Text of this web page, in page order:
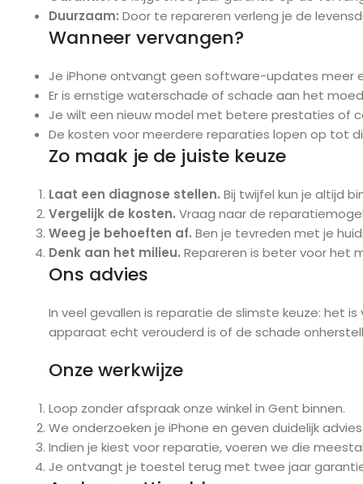
Duurzaam: Door te repareren verleng je de
Wanneer vervangen?
Je iPhone ontvangt geen software-updates meer
Er is ernstige waterschade of schade aan het
Je wilt een nieuw model met betere prestaties of
De kosten voor meerdere reparaties lopen op tot
Zo maak je de juiste keuze
Laat een diagnose stellen. Bij twijfel kun je altijd
Vergelijk de kosten. Vraag naar de
Weeg je behoeften af. Ben je tevreden met je
Denk aan het milieu. Repareren is beter voor het
Ons advies
In veel gevallen is reparatie de slimste keuze: het
apparaat echt verouderd is of de schade
Onze werkwijze
Loop zonder afspraak onze winkel in Gent binnen.
We onderzoeken je iPhone en geven duidelijk
Indien je kiest voor reparatie, voeren we die
Je ontvangt je toestel terug met twee jaar